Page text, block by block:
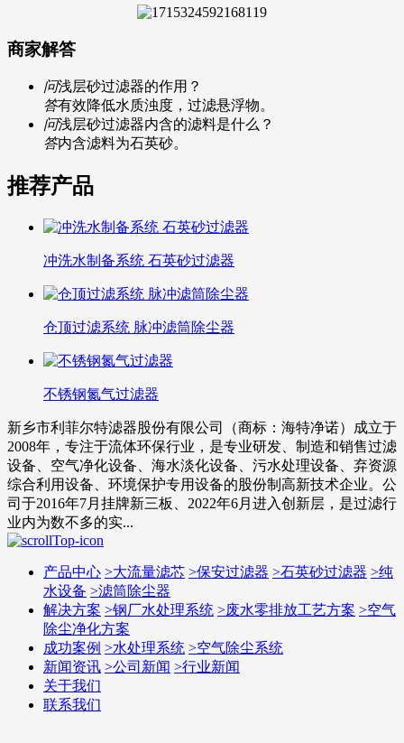
商家解答
问浅层砂过滤器的作用？
答有效降低水质浊度，过滤悬浮物。
问浅层砂过滤器内含的滤料是什么？
答内含滤料为石英砂。
推荐产品
冲洗水制备系统 石英砂过滤器
仓顶过滤系统 脉冲滤筒除尘器
不锈钢氮气过滤器
新乡市利菲尔特滤器股份有限公司（商标：海特净诺）成立于
2008年，专注于流体环保行业，是专业研发、制造和销售过滤
设备、空气净化设备、海水淡化设备、污水处理设备、弃资源
综合利用设备、环境保护专用设备的股份制高新技术企业。公
司于2016年7月挂牌新三板、2022年6月进入创新层，是过滤行
业内为数不多的实...
产品中心 >大流量滤芯 >保安过滤器 >石英砂过滤器 >纯
水设备 >滤筒除尘器
解决方案 >钢厂水处理系统 >废水零排放工艺方案 >空气
除尘净化方案
成功案例 >水处理系统 >空气除尘系统
新闻资讯 >公司新闻 >行业新闻
关于我们
联系我们